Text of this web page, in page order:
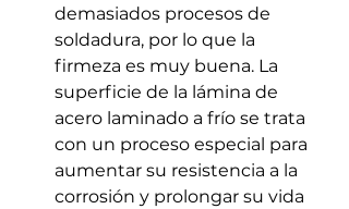
demasiados procesos de
soldadura, por lo que la
firmeza es muy buena. La
superficie de la lámina de
acero laminado a frío se trata
con un proceso especial para
aumentar su resistencia a la
corrosión y prolongar su vida